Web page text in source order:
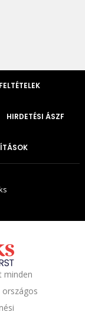
HIRDETÉSI ÁSZF
minden
országos